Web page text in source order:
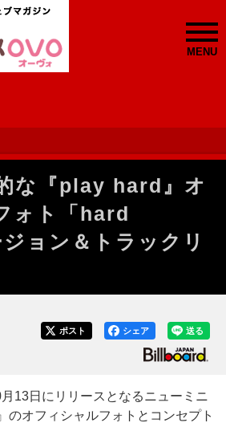
MENU
な『play hard』オ
ォト「hard
ョン＆トラックリ
送る
シェア
ポスト
13日にリリースとなるニューミニ
のオフィシャルフォトとコンセプト